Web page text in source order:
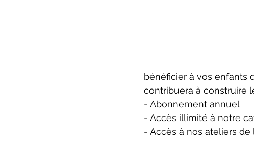
bénéficier à vos enfants
contribuera à construire
- Abonnement annuel
- Accès illimité à notre
- Accès à nos ateliers de